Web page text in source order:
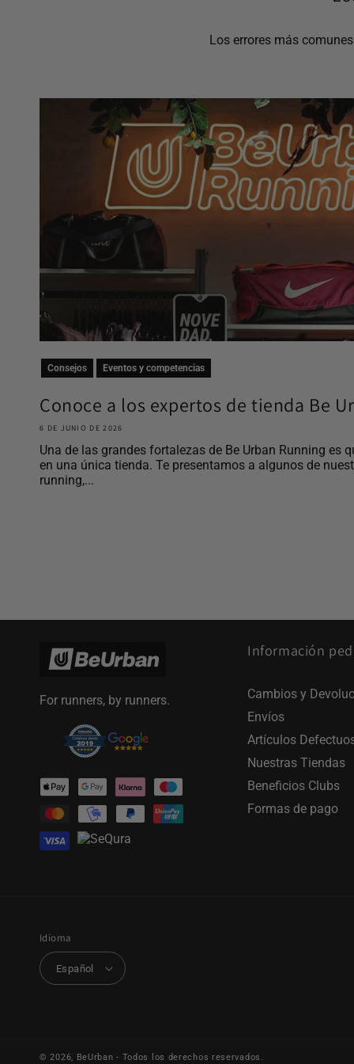
Los errores más
Consejos Eventos y competencias
Conoce a los expertos de tienda Be
6 DE JUNIO DE 2026
Una de las grandes fortalezas de Be Urban Running es
en una única tienda. Te presentamos a algunos de
running,...
For runners, by runners.
Formas
de
pago
Información
Cambios y
Envíos
Artículos
Nuestras Tiendas
Beneficios Clubs
Formas de pago
Idioma
Español
© 2026, BeUrban - Todos los derechos reservados.